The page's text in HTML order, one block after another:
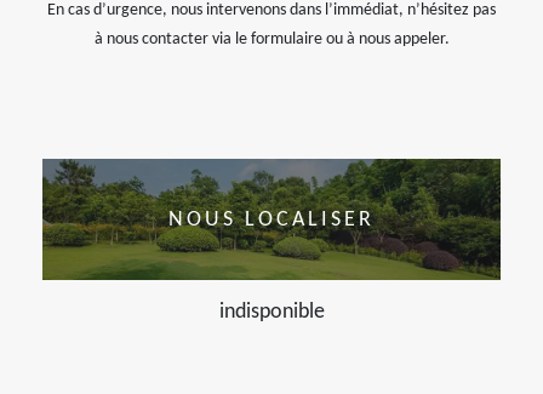
En cas d’urgence, nous intervenons dans l’immédiat, n’hésitez pas
à nous contacter via le formulaire ou à nous appeler.
NOUS LOCALISER
indisponible